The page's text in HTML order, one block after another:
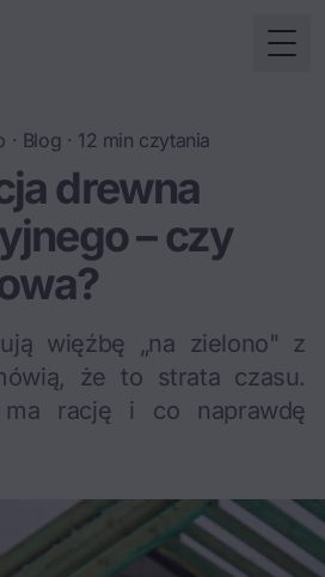
· Blog · 12 min czytania
drewna
– czy
więźbę „na zielono" z
że to strata czasu.
ma rację i co naprawdę